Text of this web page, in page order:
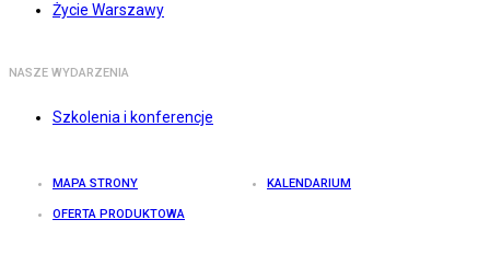
Życie Warszawy
NASZE WYDARZENIA
Szkolenia i konferencje
MAPA STRONY KALENDARIUM
OFERTA PRODUKTOWA